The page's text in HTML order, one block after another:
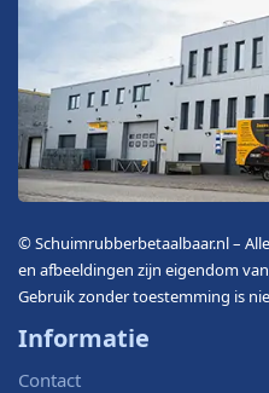
© Schuimrubberbetaalbaar.nl –
en afbeeldingen zijn eigendom
Gebruik zonder toestemming is
Informatie
Contact